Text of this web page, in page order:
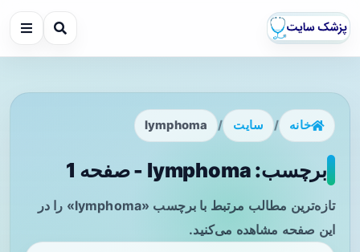
خانه / سایت /
lymphoma
برچسب: lymphoma - صفحه 1
تازه‌ترین مطالب مرتبط با برچسب «lymphoma» را در
این صفحه مشاهده می‌کنید.